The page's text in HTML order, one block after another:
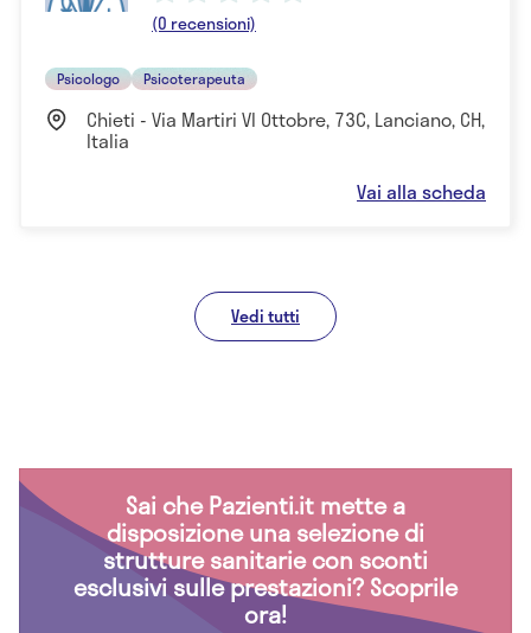
(0 recensioni)
Psicologo Psicoterapeuta
Chieti - Via Martiri VI Ottobre, 73C, Lanciano, CH,
Italia
Vai alla scheda
Vedi tutti
Sai che Pazienti.it mette a
disposizione una selezione di
strutture sanitarie con sconti
esclusivi sulle prestazioni? Scoprile
ora!